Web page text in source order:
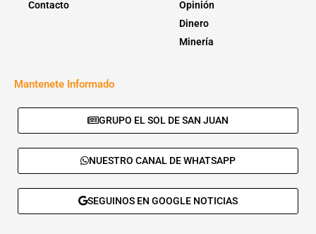
Contacto
Opinión
Dinero
Minería
Mantenete Informado
GRUPO EL SOL DE SAN JUAN
NUESTRO CANAL DE WHATSAPP
SEGUINOS EN GOOGLE NOTICIAS